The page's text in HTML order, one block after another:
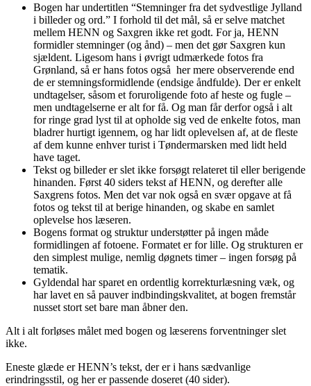
Bogen har undertitlen “Stemninger fra det sydvestlige Jylland
i billeder og ord.” I forhold til det mål, så er selve matchet
mellem HENN og Saxgren ikke ret godt. For ja, HENN
formidler stemninger (og ånd) – men det gør Saxgren kun
sjældent. Ligesom hans i øvrigt udmærkede fotos fra
Grønland, så er hans fotos også her mere observerende end
de er stemningsformidlende (endsige åndfulde). Der er enkelt
undtagelser, såsom et foruroligende foto af heste og fugle –
men undtagelserne er alt for få. Og man får derfor også i alt
for ringe grad lyst til at opholde sig ved de enkelte fotos, man
bladrer hurtigt igennem, og har lidt oplevelsen af, at de fleste
af dem kunne enhver turist i Tøndermarsken med lidt held
have taget.
Tekst og billeder er slet ikke forsøgt relateret til eller berigende
hinanden. Først 40 siders tekst af HENN, og derefter alle
Saxgrens fotos. Men det var nok også en svær opgave at få
fotos og tekst til at berige hinanden, og skabe en samlet
oplevelse hos læseren.
Bogens format og struktur understøtter på ingen måde
formidlingen af fotoene. Formatet er for lille. Og strukturen er
den simplest mulige, nemlig døgnets timer – ingen forsøg på
tematik.
Gyldendal har sparet en ordentlig korrekturlæsning væk, og
har lavet en så pauver indbindingskvalitet, at bogen fremstår
nusset stort set bare man åbner den.
Alt i alt forløses målet med bogen og læserens forventninger slet
ikke.
Eneste glæde er HENN’s tekst, der er i hans sædvanlige
erindringsstil, og her er passende doseret (40 sider).